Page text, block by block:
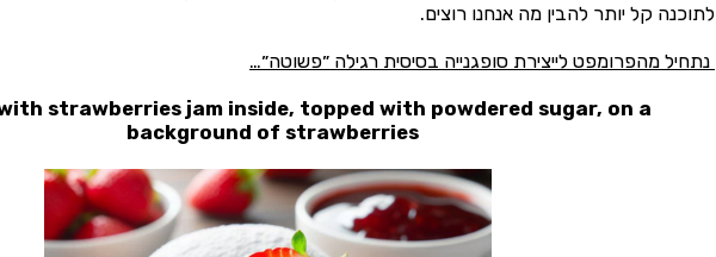
לתוכנה קל יותר להבין מה אנחנו רוצים.
נתחיל מהפרומפט לייצירת סופגנייה בסיסית רגילה ״פשוטה״…
strawberries jam inside, topped with powdered sugar, on a
background of strawberries